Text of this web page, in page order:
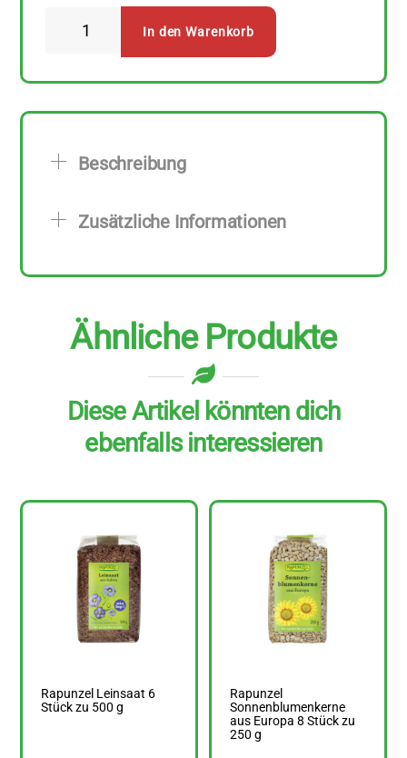
zu
Menge
In den Warenkorb
Beschreibung
Zusätzliche Informationen
Ähnliche Produkte
Diese Artikel könnten dich
ebenfalls interessieren
Rapunzel Leinsaat 6
Stück zu 500 g
Rapunzel
Sonnenblumenkerne
aus Europa 8 Stück zu
250 g